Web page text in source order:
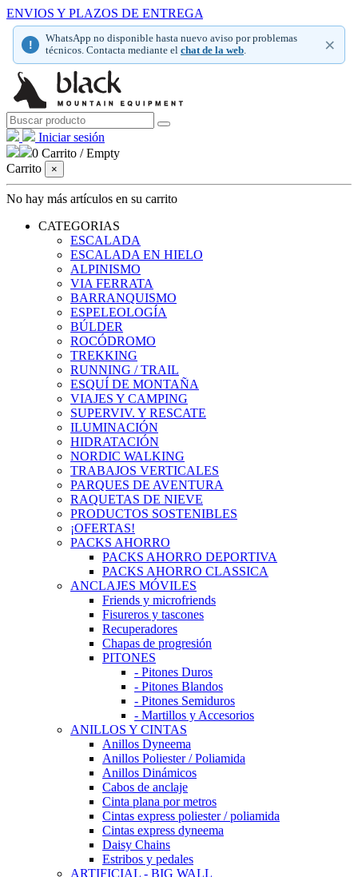
ENVIOS Y PLAZOS DE ENTREGA
!
WhatsApp no disponible hasta nuevo aviso por problemas
técnicos. Contacta mediante el chat de la web. ×
Iniciar sesión
0 Carrito /Empty
Carrito
×
No hay más artículos en su carrito
CATEGORIAS
ESCALADA
ESCALADA EN HIELO
ALPINISMO
VIA FERRATA
BARRANQUISMO
ESPELEOLOGÍA
BÚLDER
ROCÓDROMO
TREKKING
RUNNING / TRAIL
ESQUÍ DE MONTAÑA
VIAJES Y CAMPING
SUPERVIV. Y RESCATE
ILUMINACIÓN
HIDRATACIÓN
NORDIC WALKING
TRABAJOS VERTICALES
PARQUES DE AVENTURA
RAQUETAS DE NIEVE
PRODUCTOS SOSTENIBLES
¡OFERTAS!
PACKS AHORRO
PACKS AHORRO DEPORTIVA
PACKS AHORRO CLASSICA
ANCLAJES MÓVILES
Friends y microfriends
Fisureros y tascones
Recuperadores
Chapas de progresión
PITONES
- Pitones Duros
- Pitones Blandos
- Pitones Semiduros
- Martillos y Accesorios
ANILLOS Y CINTAS
Anillos Dyneema
Anillos Poliester / Poliamida
Anillos Dinámicos
Cabos de anclaje
Cinta plana por metros
Cintas express poliester / poliamida
Cintas express dyneema
Daisy Chains
Estribos y pedales
ARTIFICIAL - BIG WALL